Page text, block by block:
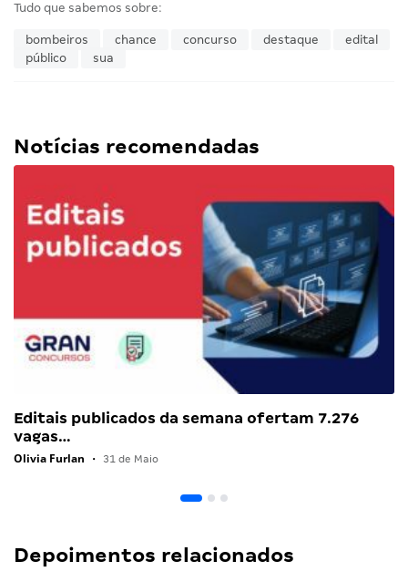
Tudo que sabemos sobre:
bombeiros chance concurso destaque
edital
público
sua
Notícias recomendadas
Editais publicados da semana ofertam 7.276
vagas…
Olivia Furlan • 31 de Maio
Depoimentos relacionados